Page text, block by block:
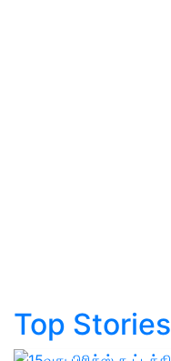
Top Stories